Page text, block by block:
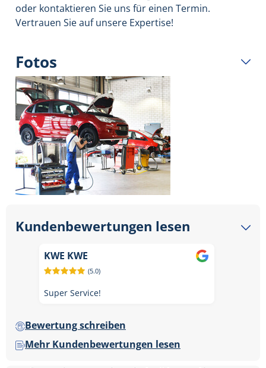
oder kontaktieren Sie uns für einen Termin.
Vertrauen Sie auf unsere Expertise!
Fotos
Kundenbewertungen lesen
KWE KWE
(5.0)
Super Service!
Bewertung schreiben
Mehr Kundenbewertungen lesen